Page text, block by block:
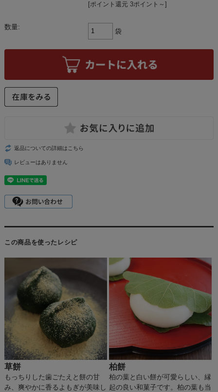
[ポイント還元 3ポイント～]
数量:
袋
返品についての詳細はこちら
レビューはありません
この商品を使ったレシピ
草餅
もっちりした歯ごたえと餅の甘
み、爽やかに香るよもぎが美味し
柏餅
柏の葉と白い餅が可愛らしい、縁
起の良い和菓子です。柏の葉も当